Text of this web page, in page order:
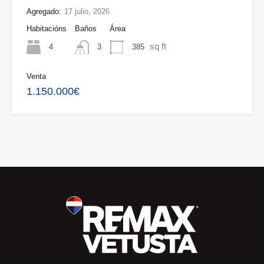
Agregado: 17 julio, 2026
Habitacións
4
Baños
3
Área
385 sq ft
Venta
1.150.000€